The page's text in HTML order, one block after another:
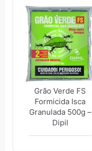
Grão Verde FS
Formicida Isca
Granulada 500g –
Dipil